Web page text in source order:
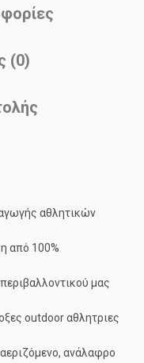
(0)
αθλητικών
από 100%
μας
outdoor αθλητριες
ανάλαφρο